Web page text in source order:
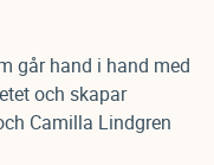
går hand i hand med
och skapar
Camilla Lindgren